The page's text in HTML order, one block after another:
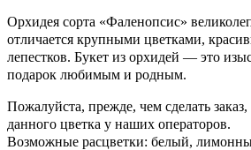
Орхидея сорта «Фаленопсис»
отличается крупными цветками,
лепестков. Букет из орхидей — это
подарок любимым и родным.
Пожалуйста, прежде, чем сделать
данного цветка у наших операторов.
Возможные расцветки: белый,